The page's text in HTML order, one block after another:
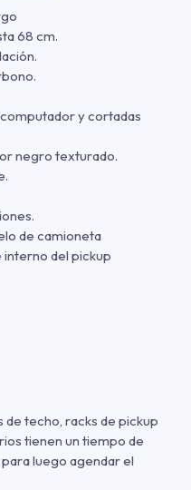
68 cm.
y cortadas
negro texturado.
de camioneta
del pickup
techo, racks de pickup
tienen un tiempo de
para luego agendar el